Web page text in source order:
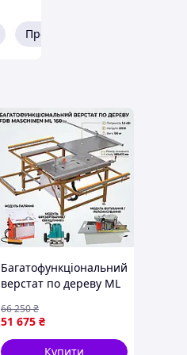
Про продавця
Багатофункціональний
верстат по дереву ML
51 675 ₴
66 250₴
Купити